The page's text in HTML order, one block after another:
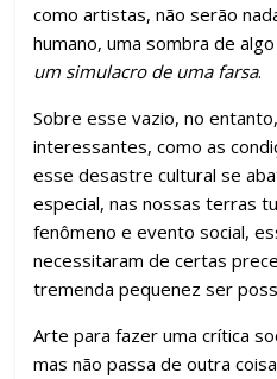
como artistas, não serão
humano, uma sombra de
um simulacro de uma farsa.
Sobre esse vazio, no
interessantes, como as
esse desastre cultural se
especial, nas nossas terras
fenômeno e evento social,
necessitaram de certas
tremenda pequenez ser
Arte para fazer uma crítica
mas não passa de outra